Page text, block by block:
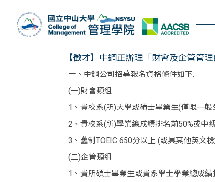
【徵才】中鋼正辦理「財會及企管管
一、中鋼公司招募報名資格條件如下:
(一)財會類組
1、貴校系(所)大學或碩士畢業生(僅限一
2、貴校系(所)學業總成績排名前50%或中
3、舊制TOEIC 650分以上 (或具其他英文
(二)企管類組
1、貴所碩士畢業生或貴系學士學業總成績